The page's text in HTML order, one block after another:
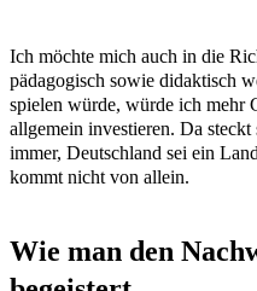
Ich möchte mich auch in die
pädagogisch sowie didaktisch
spielen würde, würde ich mehr
allgemein investieren. Da
immer, Deutschland sei ein
kommt nicht von allein.
Wie man den